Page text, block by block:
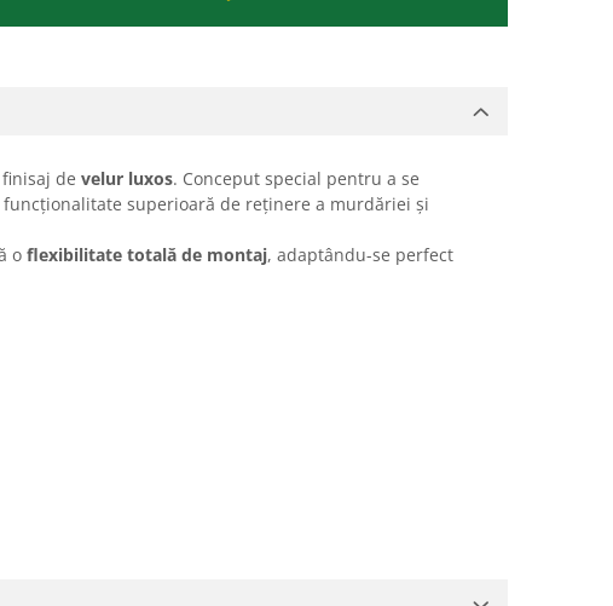
de velur luxos. Conceput special pentru a se
superioară de reținere a murdăriei și
o flexibilitate totală de montaj, adaptându-se perfect